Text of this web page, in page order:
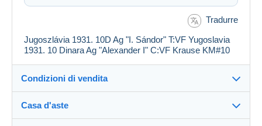
Tradurre
Jugoszlávia 1931. 10D Ag "I. Sándor" T:VF Yugoslavia
1931. 10 Dinara Ag "Alexander I" C:VF Krause KM#10
Condizioni di vendita
Casa d'aste